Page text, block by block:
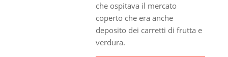
che ospitava il mercato
coperto che era anche
deposito dei carretti di frutta e
verdura.